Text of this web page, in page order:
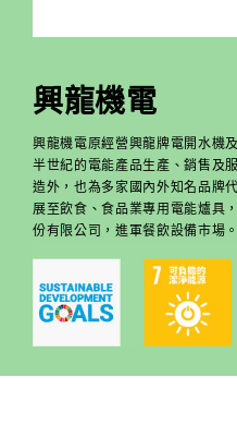
興龍機電
興龍機電原經營興龍牌電開水機
半世紀的電能產品生產、銷售及
造外，也為多家國內外知名品牌
展至飲食、食品業專用電能爐具
份有限公司，進軍餐飲設備市場。